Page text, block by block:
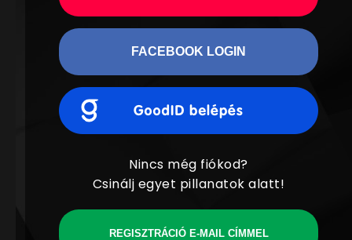
FACEBOOK LOGIN
Nincs még fiókod?
Csinálj egyet pillanatok alatt!
REGISZTRÁCIÓ E-MAIL CÍMMEL